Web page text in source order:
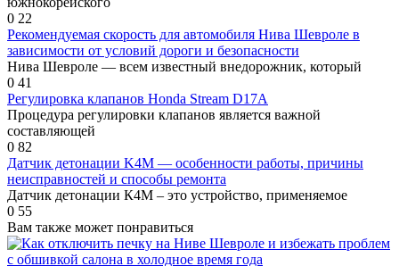
0 22
Рекомендуемая скорость для автомобиля Нива Шевроле в
зависимости от условий дороги и безопасности
Нива Шевроле — всем известный внедорожник, который
0 41
Регулировка клапанов Honda Stream D17A
Процедура регулировки клапанов является важной
составляющей
0 82
Датчик детонации K4M — особенности работы, причины
неисправностей и способы ремонта
Датчик детонации К4М – это устройство, применяемое
0 55
Вам также может понравиться